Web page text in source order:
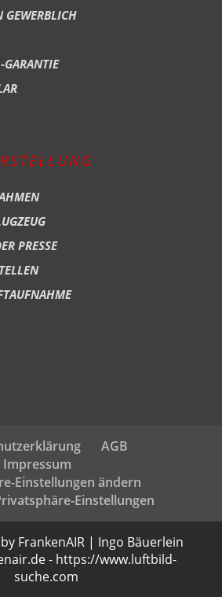
GEWERBLICH
GARANTIE
PRESSE
AGB
Impressum
Einstellungen ändern
Einstellungen
FrankenAIR | Ingo Bäuerlein
- https://www.luftbild-
suche.com